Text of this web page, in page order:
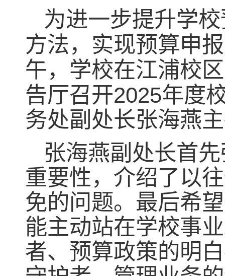
为进一步提升学
方法，实现预算申
午，学校在江浦校
告厅召开2025年度
务处副处长张海燕
张海燕副处长首
重要性，介绍了以
免的问题。最后希
能主动站在学校事
者、预算政策的明